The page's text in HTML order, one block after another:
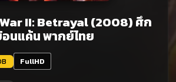
II: Betrayal (2008) ศึก
นแค้น พากย์ไทย
FullHD